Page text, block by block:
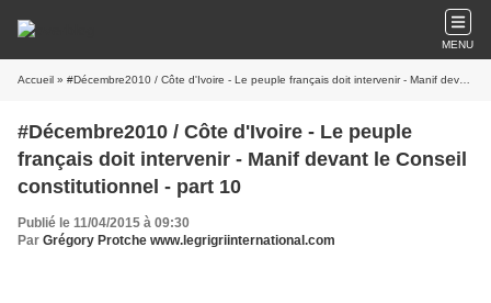
MENU
Accueil » #Décembre2010 / Côte d'Ivoire - Le peuple français doit intervenir - Manif devant le Conseil constitutionnel - part 10
#Décembre2010 / Côte d'Ivoire - Le peuple
français doit intervenir - Manif devant le Conseil
constitutionnel - part 10
Publié le 11/04/2015 à 09:30
Par Grégory Protche www.legrigriinternational.com